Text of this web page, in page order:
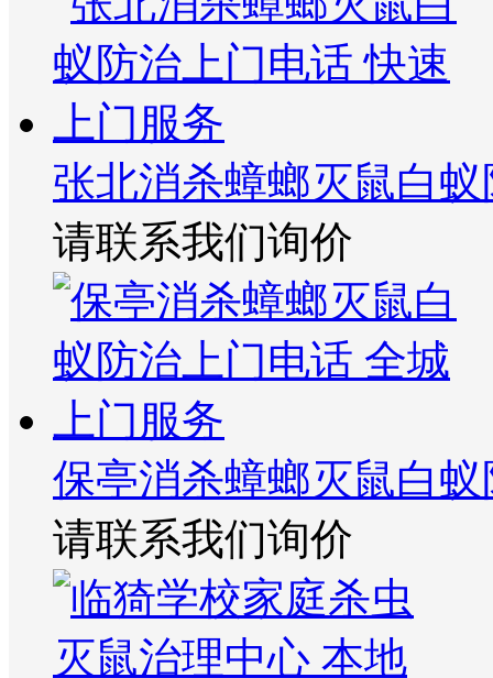
张北消杀蟑螂灭鼠白
请联系我们询价
保亭消杀蟑螂灭鼠白
请联系我们询价